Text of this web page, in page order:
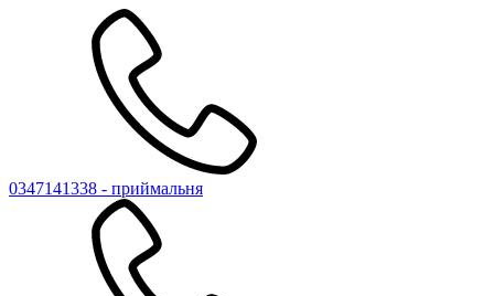
0347141338 - приймальня